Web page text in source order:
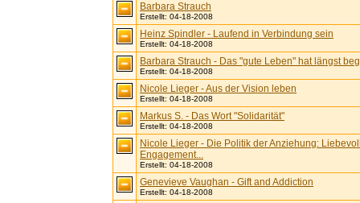
Barbara Strauch
Erstellt: 04-18-2008
Heinz Spindler - Laufend in Verbindung sein
Erstellt: 04-18-2008
Barbara Strauch - Das "gute Leben" hat längst
Erstellt: 04-18-2008
Nicole Lieger - Aus der Vision leben
Erstellt: 04-18-2008
Markus S. - Das Wort "Solidarität"
Erstellt: 04-18-2008
Nicole Lieger - Die Politik der Anziehung:
Engagement...
Erstellt: 04-18-2008
Genevieve Vaughan - Gift and Addiction
Erstellt: 04-18-2008